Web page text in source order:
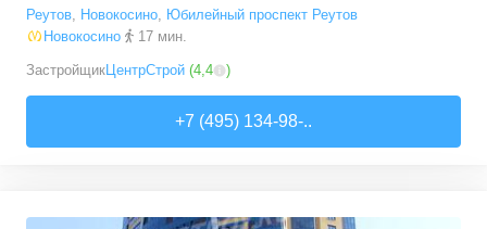
Реутов, Новокосино, Юбилейный проспект Реутов
Новокосино
17 мин.
ЗастройщикЦентрСтрой (4,4 )
+7 (495) 134-98-..